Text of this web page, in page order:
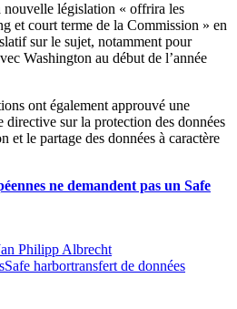
législation « offrira les
et court terme de la Commission » en
sur le sujet, notamment pour
Washington au début de l’année
ont également approuvé une
directive sur la protection des données
et le partage des données à caractère
ne demandent pas un Safe
Philipp Albrecht
Safe harbortransfert de données